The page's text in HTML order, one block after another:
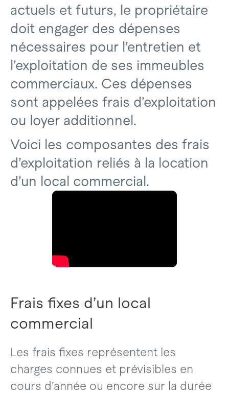
actuels et futurs, le propriétaire
doit engager des dépenses
nécessaires pour l’entretien et
l’exploitation de ses immeubles
commerciaux. Ces dépenses
sont appelées frais d’exploitation
ou loyer additionnel.
Voici les composantes des frais
d’exploitation reliés à la location
d’un local commercial.
Frais fixes d’un local
commercial
Les frais fixes représentent les
charges connues et prévisibles en
cours d’année ou encore sur la durée